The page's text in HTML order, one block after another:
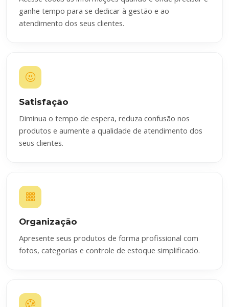
ganhe tempo para se dedicar à gestão e ao
atendimento dos seus clientes.
Satisfação
Diminua o tempo de espera, reduza confusão nos
produtos e aumente a qualidade de atendimento dos
seus clientes.
Organização
Apresente seus produtos de forma profissional com
fotos, categorias e controle de estoque simplificado.